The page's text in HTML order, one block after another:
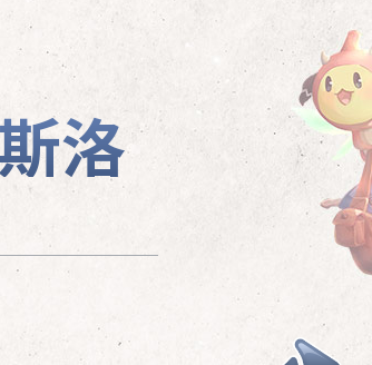
洛
依耶塔
希貝爾
蘿絲瑪麗‧
伊萊
威爾‧奧爾
華莉絲‧坎